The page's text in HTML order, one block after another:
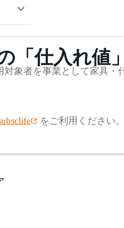
「仕入れ値
象者を事業として家具・
をご利用ください。